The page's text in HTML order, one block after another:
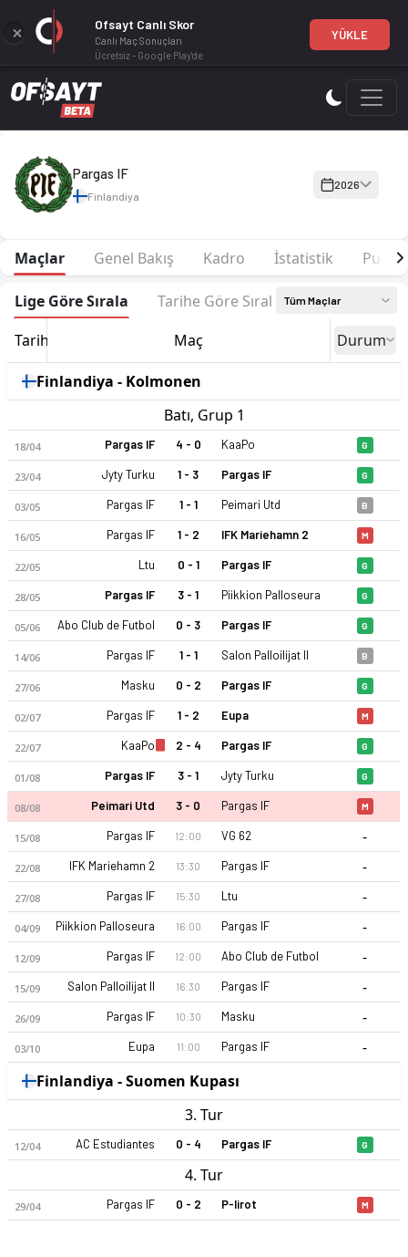
Pargas IF 2026 sezonu | Kolmonen Batı, Grup 1'de 3.
Pargas IF 2026 sezonu | Kolmonen Batı, Grup 1'de 3.
Pargas IF
Finlandiya
2026
Maçlar Genel Bakış Kadro İstatistik Puan
Lige Göre Sırala Tarihe Göre Sırala Tüm Maçlar
Tarih Maç Durum
Finlandiya - Kolmonen
Batı, Grup 1
18/04 Pargas IF 4 - 0 KaaPo G
23/04 Jyty Turku 1 - 3 Pargas IF G
03/05 Pargas IF 1 - 1 Peimari Utd B
16/05 Pargas IF 1 - 2 IFK Mariehamn 2 M
22/05 Ltu 0 - 1 Pargas IF G
28/05 Pargas IF 3 - 1 Piikkion Palloseura G
05/06 Abo Club de Futbol 0 - 3 Pargas IF G
14/06 Pargas IF 1 - 1 Salon Palloilijat II B
27/06 Masku 0 - 2 Pargas IF G
02/07 Pargas IF 1 - 2 Eupa M
22/07 KaaPo 2 - 4 Pargas IF G
01/08 Pargas IF 3 - 1 Jyty Turku G
08/08 Peimari Utd 3 - 0 Pargas IF M
15/08 Pargas IF 12:00 VG 62 -
22/08 IFK Mariehamn 2 13:30 Pargas IF -
27/08 Pargas IF 15:30 Ltu -
04/09 Piikkion Palloseura 16:00 Pargas IF -
12/09 Pargas IF 12:00 Abo Club de Futbol -
15/09 Salon Palloilijat II 16:30 Pargas IF -
26/09 Pargas IF 10:30 Masku -
03/10 Eupa 11:00 Pargas IF
-
Finlandiya - Suomen Kupası
3. Tur
12/04 AC Estudiantes 0 - 4 Pargas IF G
4. Tur
29/04 Pargas IF 0 - 2 P-Iirot M
Ofsayt Canlı Skor
Canlı Maç Sonuçları
Ücretsiz - Google Play'de
YÜKLE